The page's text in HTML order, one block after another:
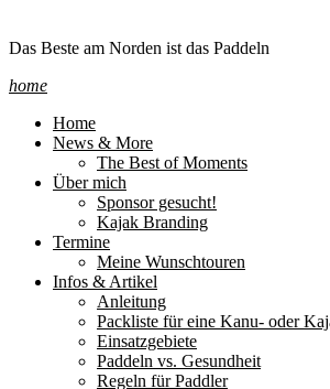
Das Beste am Norden ist das Paddeln
home
Home
News & More
The Best of Moments
Über mich
Sponsor gesucht!
Kajak Branding
Termine
Meine Wunschtouren
Infos & Artikel
Anleitung
Packliste für eine Kanu- oder
Einsatzgebiete
Paddeln vs. Gesundheit
Regeln für Paddler